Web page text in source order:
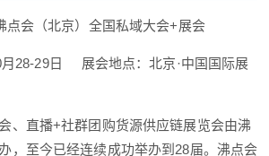
点会（北京）全国私域大会+展会
月28-29日 展会地点：北京·中国国际展
、直播+社群团购货源供应链展览会由沸
，至今已经连续成功举办到28届。沸点会